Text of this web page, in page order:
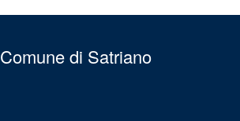
Comune di Satriano